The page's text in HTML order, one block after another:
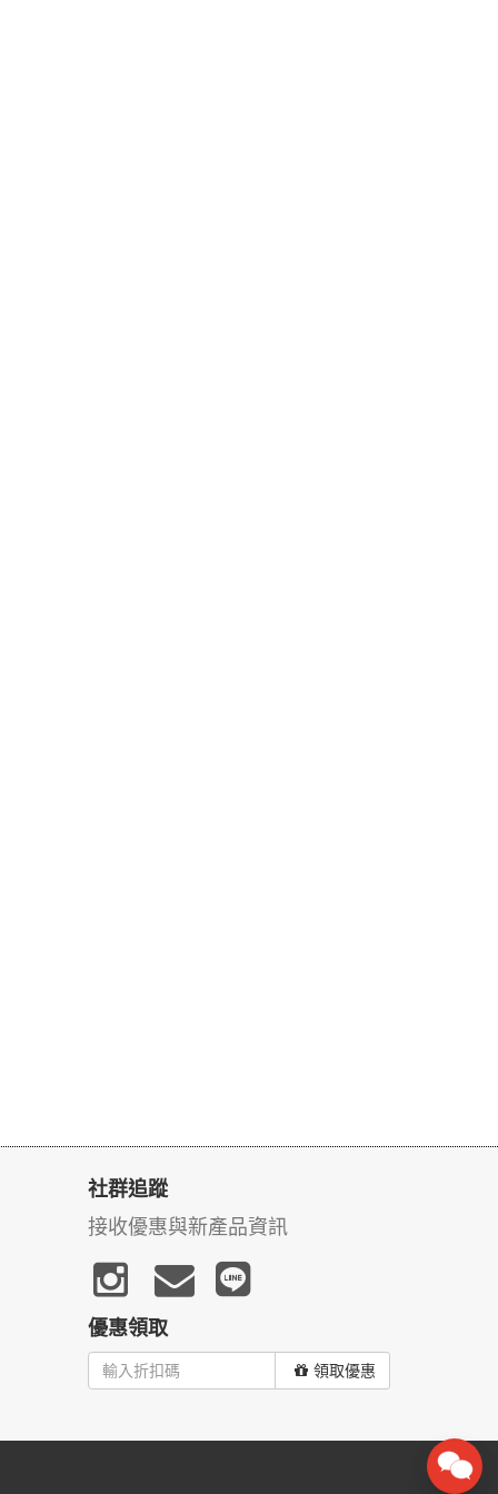
社群追蹤
接收優惠與新產品資訊
優惠領取
領取優惠